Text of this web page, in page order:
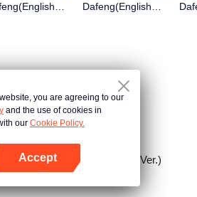
Abra o programa
Dafeng(English
de Shen Li
Prisioneira da Beleza (English Ver.)
you are agreeing to our
and the use of cookies in
our Cookie Policy.
Accept